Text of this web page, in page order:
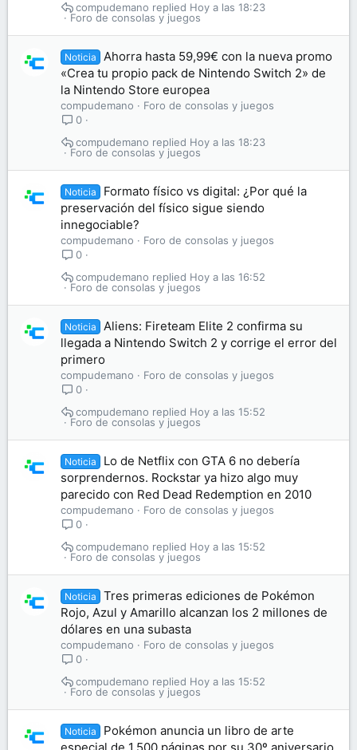
Foro de consolas y juegos
Hoy a las 18:23
compudemano
Noticia
Ahorra hasta 59,99€ con la nueva promo
«Crea tu propio pack de Nintendo Switch 2» de
la Nintendo Store europea
compudemano
Foro de consolas y juegos
0
Foro de consolas y juegos
Hoy a las 18:23
compudemano
Noticia
Formato físico vs digital: ¿Por qué la
preservación del físico sigue siendo
innegociable?
compudemano
Foro de consolas y juegos
0
Foro de consolas y juegos
Hoy a las 16:52
compudemano
Noticia
Aliens: Fireteam Elite 2 confirma su
llegada a Nintendo Switch 2 y corrige el error del
primero
compudemano
Foro de consolas y juegos
0
Foro de consolas y juegos
Hoy a las 15:52
compudemano
Noticia
Lo de Netflix con GTA 6 no debería
sorprendernos. Rockstar ya hizo algo muy
parecido con Red Dead Redemption en 2010
compudemano
Foro de consolas y juegos
0
Foro de consolas y juegos
Hoy a las 15:52
compudemano
Noticia
Tres primeras ediciones de Pokémon
Rojo, Azul y Amarillo alcanzan los 2 millones de
dólares en una subasta
compudemano
Foro de consolas y juegos
0
Foro de consolas y juegos
Hoy a las 15:52
compudemano
Noticia
Pokémon anuncia un libro de arte